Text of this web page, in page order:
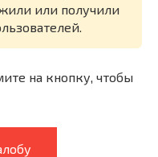
или получили
на кнопку, чтобы